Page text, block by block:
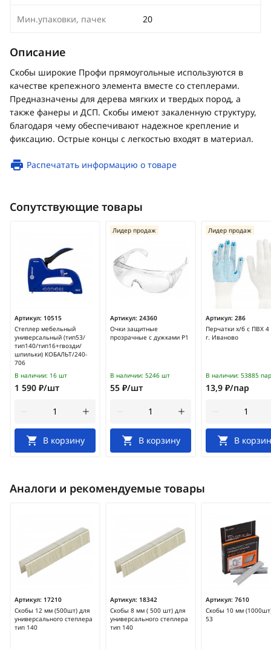
Мин.упаковки, пачек 20
Описание
Скобы широкие Профи прямоугольные используются в
качестве крепежного элемента вместе со степлерами.
Предназначены для дерева мягких и твердых пород, а
также фанеры и ДСП. Скобы имеют закаленную структуру,
благодаря чему обеспечивают надежное крепление и
фиксацию. Острые концы с легкостью входят в материал.
Распечатать информацию о товаре
Сопутствующие товары
Артикул: 10515
Степлер мебельный
универсальный (тип53/
тип140/тип16+гвозди/
шпильки) КОБАЛЬТ/240-
706
В наличии: 16 шт
1 590 ₽/шт
В корзину
Артикул: 24360
Очки защитные
прозрачные с дужками Р1
Лидер продаж
В наличии: 5246 шт
55 ₽/шт
В корзину
Артикул: 286
Перчатки х/б с ПВХ 4
г. Иваново
Лидер продаж
В наличии: 53885 пар
13,9 ₽/пар
В
Аналоги и рекомендуемые товары
Артикул: 17210
Скобы 12 мм (500шт) для
универсального степлера
тип 140
Артикул: 18342
Скобы 8 мм ( 500 шт) для
универсального степлера
тип 140
Артикул: 7610
Скобы 10 мм
53